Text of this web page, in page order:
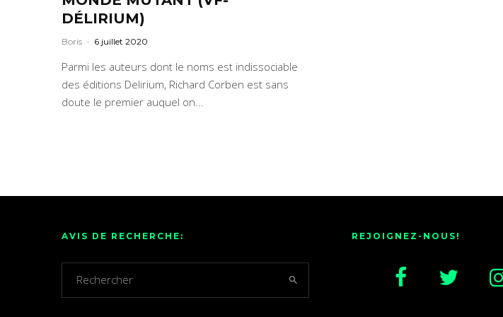
DÉLIRIUM)
Boris · 6 juillet 2020
Parmi les auteurs dont le noms est indissociable
des éditions Delirium, Richard Corben est sans
doute le premier auquel on...
AVIS DE RECHERCHE: REJOIGNEZ-NOUS!